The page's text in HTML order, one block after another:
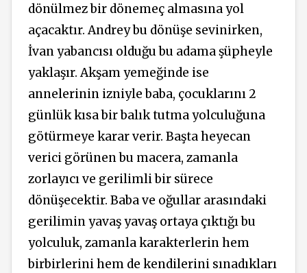
dönülmez bir dönemeç almasına yol
açacaktır. Andrey bu dönüşe sevinirken,
İvan yabancısı olduğu bu adama şüpheyle
yaklaşır. Akşam yemeğinde ise
annelerinin izniyle baba, çocuklarını 2
günlük kısa bir balık tutma yolculuğuna
götürmeye karar verir. Başta heyecan
verici görünen bu macera, zamanla
zorlayıcı ve gerilimli bir sürece
dönüşecektir. Baba ve oğullar arasındaki
gerilimin yavaş yavaş ortaya çıktığı bu
yolculuk, zamanla karakterlerin hem
birbirlerini hem de kendilerini sınadıkları